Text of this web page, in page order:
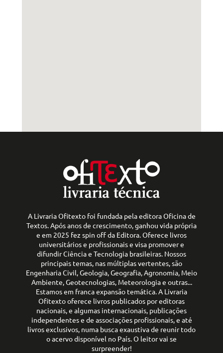
A Livraria Ofitexto foi fundada pela editora Oficina de
Textos. Após anos de crescimento, ganhou vida própria
e em 2025 fez spin off da Editora. Oferece livros
universitários e profissionais e visa promover e
difundir Ciência e Tecnologia brasileiras. Nossos
principais temas, nas múltiplas vertentes, são
Engenharia Civil, Geologia, Geografia, Agronomia, Meio
Ambiente, Geotecnologias, Meteorologia e outras...
Estamos em franca expansão temática. A Livraria
Ofitexto oferece livros publicados por editoras
nacionais, e algumas internacionais, publicações
independentes e de associações profissionais, e até
livros exclusivos, numa busca exaustiva de reunir todo
o acervo disponível no País. O leitor vai se
surpreender!